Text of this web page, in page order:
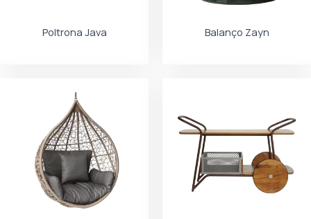
Poltrona Java Balanço Zayn